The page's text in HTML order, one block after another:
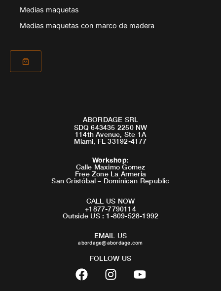
Medias maquetas
Medias maquetas con marco de madera
ABORDAGE SRL
SDQ 643435 2250 NW
114th Avenue, Ste 1A
Miami, FL 33192-4177
Workshop:
Calle Maximo Gomez
Free Zone La Armeria
San Cristóbal – Dominican Republic
CALL US NOW
+1877-7790114
Outside US : 1-809-528-1992
EMAIL US
abordage@abordage.com
FOLLOW US
F
a
I
n
Y
o